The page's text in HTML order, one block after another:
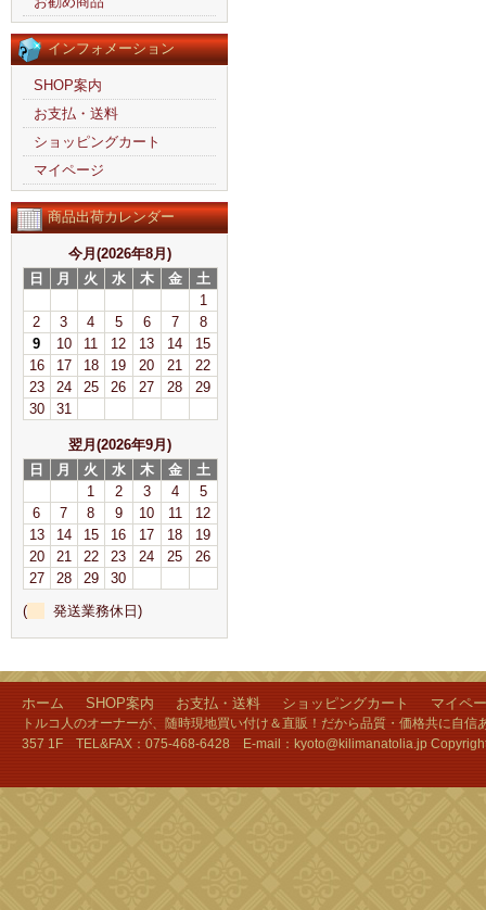
インフォメーション
SHOP案内
お支払・送料
ショッピングカート
マイページ
商品出荷カレンダー
今月(2026年8月)
日
月 火 水 木 金
土
1
2
3 4 5 6 7
8
9
10 11 12 13 14
15
16
17 18 19 20 21
22
23
24 25 26 27 28
29
30
31
翌月(2026年9月)
日
月 火 水 木 金
土
1
2 3 4
5
6
7 8 9 10 11
12
13
14 15 16 17 18
19
20
21 22 23 24 25
26
27
28 29
30
(
発送業務休日)
ホーム SHOP案内 お支払・送料 ショッピングカート マイペ
トルコ人のオーナーが、随時現地買い付け＆直販！だから品質・価格共に自
357 1F TEL&FAX：075-468-6428 E-mail：kyoto@kilimanatolia.jp